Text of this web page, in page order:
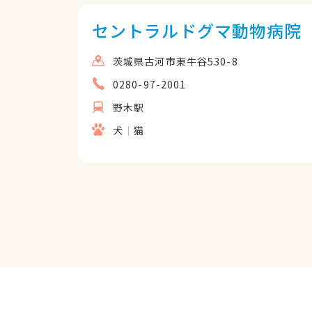
セントラルドグマ動物病院
茨城県古河市東牛谷530-8
0280-97-2001
野木駅
犬
猫